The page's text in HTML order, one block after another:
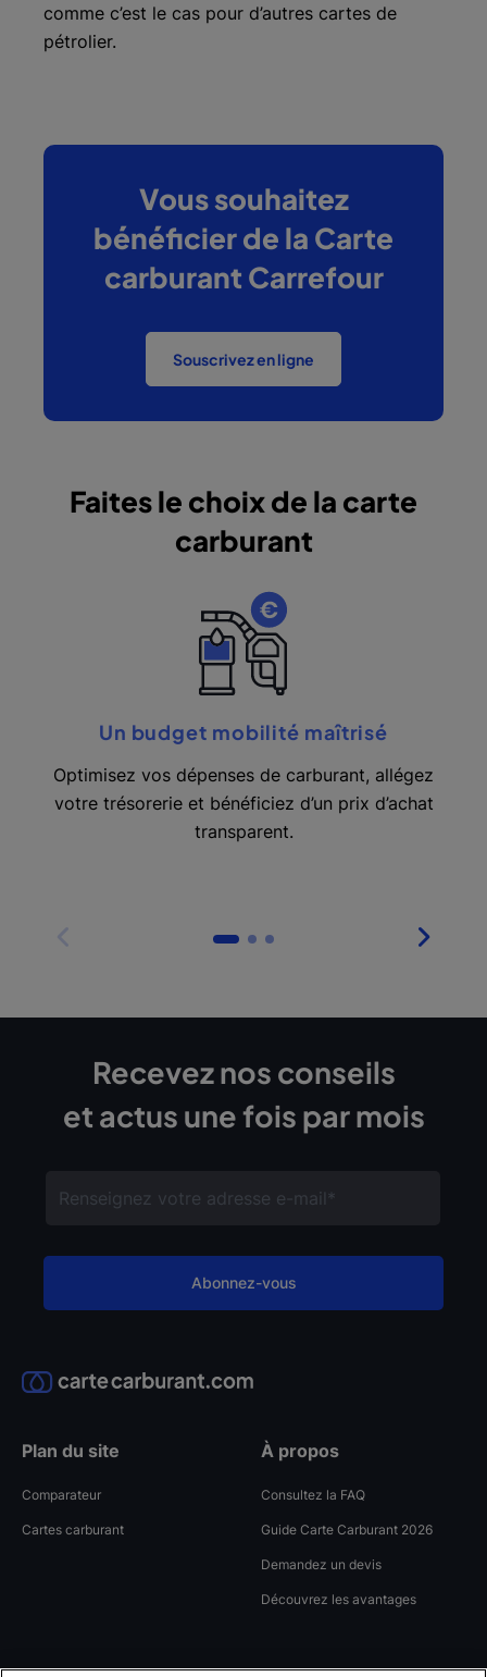
comme c’est le cas pour d’autres cartes de
pétrolier.
Vous souhaitez
bénéficier de la Carte
carburant Carrefour
Souscrivez en ligne
Faites le choix de la carte
carburant
Un budget mobilité maîtrisé
Optimisez vos dépenses de carburant, allégez
votre trésorerie et bénéficiez d’un prix d’achat
transparent.
Recevez nos conseils
et actus une fois par mois
Plan du site
Comparateur
Cartes carburant
À propos
Consultez la FAQ
Guide Carte Carburant 2026
Demandez un devis
Découvrez les avantages